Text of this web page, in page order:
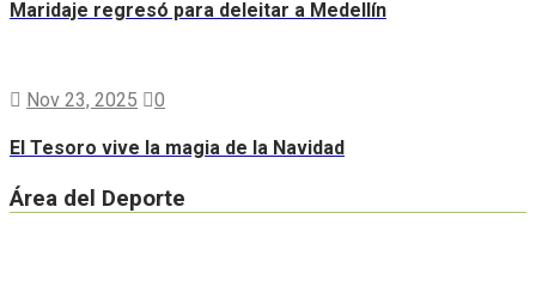
Maridaje regresó para deleitar a Medellín
Nov 23, 2025 0
El Tesoro vive la magia de la Navidad
Área del Deporte